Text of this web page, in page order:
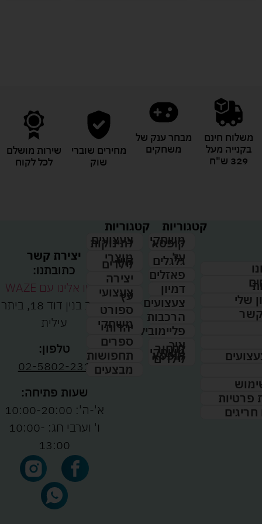
משלוח חינם
בקנייה מעל
329 ש"ח
מבחר ענק של
משחקים
מחירים שוברי
שוק
שירות מושלם
לכל לקוח
שלי
קשר
פרטיות
חריגים
קטגוריות
משחקי
קופסא
על
גלגלים
פאזלים
דמיון
צעצועים
הרכבות
פליימוביל
איך
לבחור
משחקי
קופסא
לילדים
קטגוריות
צעצועים
לתינוקות
מוצרי
קיץ
לילדים
יצירה
צעצועי
עץ
ספורט
משחקי
יהדות
ספרים
תחפושות
מבצעים
יצירת קשר
כתובתנו:
נווטו אלינו עם WAZE
רחוב בנין דוד 18, ביתר
עילית
טלפון:
02-5802-231
שעות פתיחה:
א'-ה': 10:00-20:00
ו' וערבי חג: 10:00-
13:00